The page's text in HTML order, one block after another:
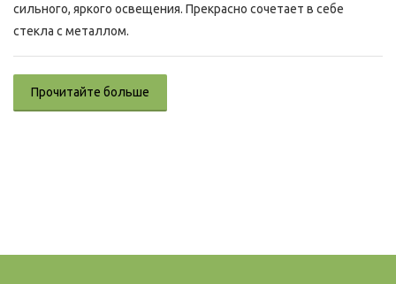
сильного, яркого освещения. Прекрасно сочетает в себе
стекла с металлом.
Прочитайте больше